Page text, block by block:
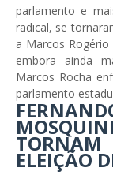
parlamento e
radical, se
a Marcos
embora ainda
Marcos Rocha
parlamento
ELEIÇÃO